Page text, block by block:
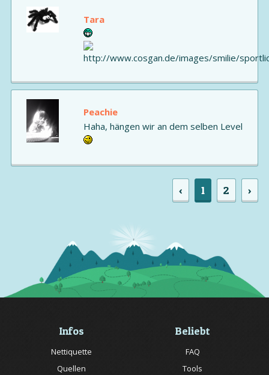
Tara
Peachie
Haha, hängen wir an dem selben Level
‹ 1 2 ›
Infos
Nettiquette
Quellen
Beliebt
FAQ
Tools